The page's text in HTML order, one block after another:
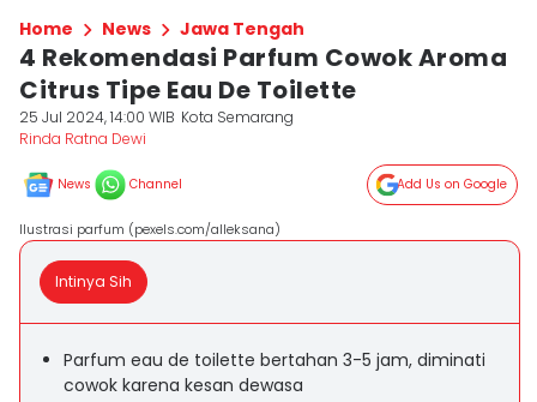
Home News Jawa Tengah
4 Rekomendasi Parfum Cowok Aroma
Citrus Tipe Eau De Toilette
25 Jul 2024, 14:00 WIB Kota Semarang
Rinda Ratna Dewi
News Channel Add Us on Google
Ilustrasi parfum (pexels.com/alleksana)
Intinya Sih
Parfum eau de toilette bertahan 3-5 jam, diminati
cowok karena kesan dewasa